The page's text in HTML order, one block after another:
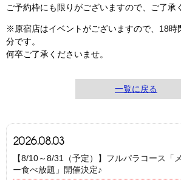
2026.08.03
【8/10～8/31（予定）】フルパラコース「
ー食べ放題」開催決定♪
ご予約枠にも限りがございますので、ご了承
※原宿店はイベントがございますので、18時
分です。
何卒ご了承くださいませ。
一覧に戻る